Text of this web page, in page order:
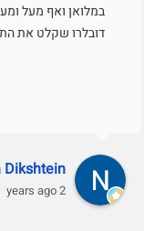
במלואן ואף מעל
דובלרו שקלט את
Dikshtein
2 years ago